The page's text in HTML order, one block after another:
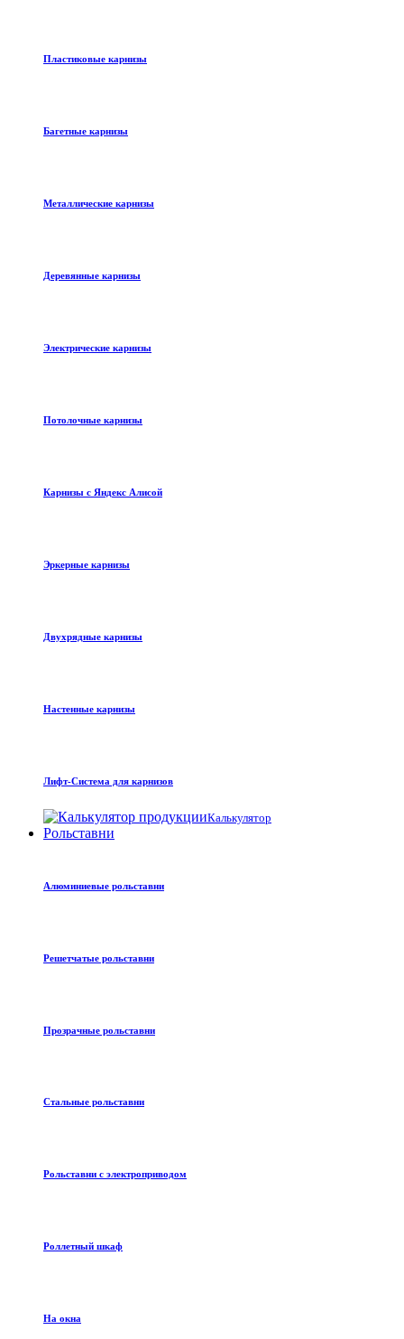
Пластиковые карнизы
Багетные карнизы
Металлические карнизы
Деревянные карнизы
Электрические карнизы
Потолочные карнизы
Карнизы с Яндекс Алисой
Эркерные карнизы
Двухрядные карнизы
Настенные карнизы
Лифт-Система для карнизов
Калькулятор
Рольставни
Алюминиевые рольставни
Решетчатые рольставни
Прозрачные рольставни
Стальные рольставни
Рольставни с электроприводом
Роллетный шкаф
На окна